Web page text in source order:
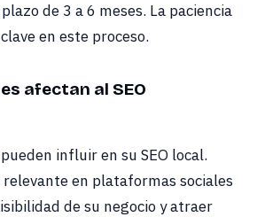
de 3 a 6 meses. La paciencia
en este proceso.
afectan al SEO
influir en su SEO local.
en plataformas sociales
de su negocio y atraer